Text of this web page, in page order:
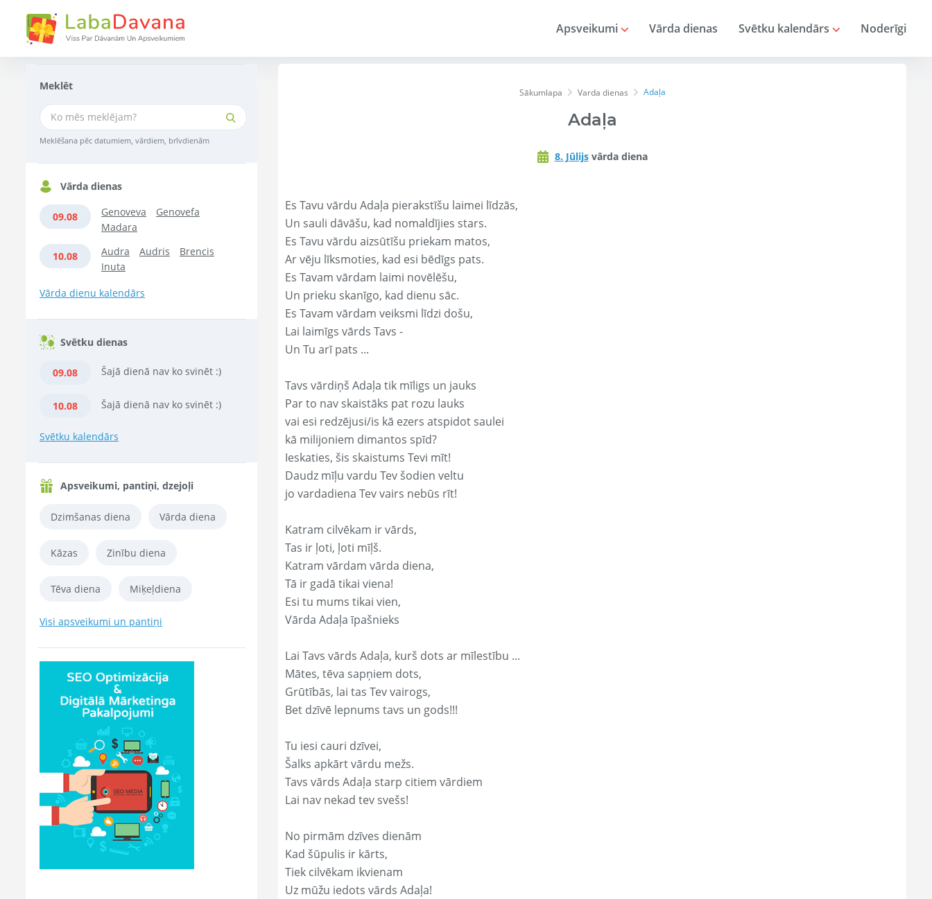
Apsveikumi Vārda dienas Svētku kalendārs Noderīgi
Meklēt
Meklēšana pēc datumiem, vārdiem, brīvdienām
Vārda dienas
09.08 Genoveva
Genovefa
Madara
10.08 Audra Audris
Brencis
Inuta
Vārda dienu kalendārs
Svētku dienas
09.08 Šajā dienā nav ko svinēt :)
10.08 Šajā dienā nav ko svinēt :)
Svētku kalendārs
Apsveikumi, pantiņi, dzejoļi
Dzimšanas diena Vārda diena
Kāzas Zinību diena
Tēva diena Miķeļdiena
Visi apsveikumi un pantiņi
Sākumlapa Varda dienas Adaļa
Adaļa
8. Jūlijsvārda diena
Es Tavu vārdu Adaļa pierakstīšu laimei līdzās,
Un sauli dāvāšu, kad nomaldījies stars.
Es Tavu vārdu aizsūtīšu priekam matos,
Ar vēju līksmoties, kad esi bēdīgs pats.
Es Tavam vārdam laimi novēlēšu,
Un prieku skanīgo, kad dienu sāc.
Es Tavam vārdam veiksmi līdzi došu,
Lai laimīgs vārds Tavs -
Un Tu arī pats ...
Tavs vārdiņš Adaļa tik mīligs un jauks
Par to nav skaistāks pat rozu lauks
vai esi redzējusi/is kā ezers atspidot saulei
kā milijoniem dimantos spīd?
Ieskaties, šis skaistums Tevi mīt!
Daudz mīļu vardu Tev šodien veltu
jo vardadiena Tev vairs nebūs rīt!
Katram cilvēkam ir vārds,
Tas ir ļoti, ļoti mīļš.
Katram vārdam vārda diena,
Tā ir gadā tikai viena!
Esi tu mums tikai vien,
Vārda Adaļa īpašnieks
Lai Tavs vārds Adaļa, kurš dots ar mīlestību ...
Mātes, tēva sapņiem dots,
Grūtībās, lai tas Tev vairogs,
Bet dzīvē lepnums tavs un gods!!!
Tu iesi cauri dzīvei,
Šalks apkārt vārdu mežs.
Tavs vārds Adaļa starp citiem vārdiem
Lai nav nekad tev svešs!
No pirmām dzīves dienām
Kad šūpulis ir kārts,
Tiek cilvēkam ikvienam
Uz mūžu iedots vārds Adaļa!